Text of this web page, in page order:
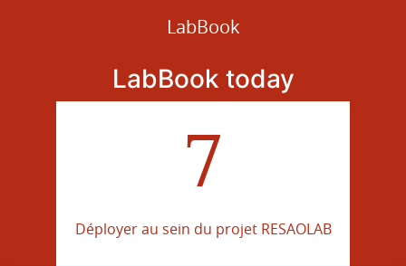
LabBook
LabBook today
7
Déployer au sein du projet RESAOLAB